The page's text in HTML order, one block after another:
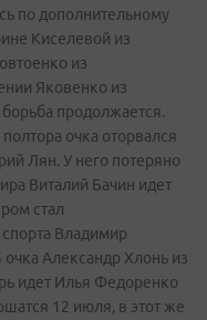
по дополнительному
Киселевой из
из
Яковенко из
продолжается.
очка оторвался
Лян. У него потеряно
Виталий Бачин идет
стал
Владимир
очка Александр Хлонь из
идет Илья Федоренко
12 июля, в этот же